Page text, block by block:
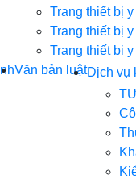
Trang thiết bị
Trang thiết bị
Trang thiết bị
Văn bản luậtDịch vụ